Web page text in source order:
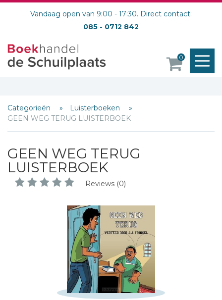
Vandaag open van 9:00 - 17:30. Direct contact:
085 - 0712 842
0
Categorieën
Luisterboeken
GEEN WEG TERUG LUISTERBOEK
GEEN WEG TERUG
LUISTERBOEK
Reviews (0)
Schrijf hieronder je review!
Naam *
E-mail *
Titel *